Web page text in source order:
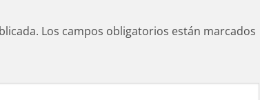
Los campos obligatorios están marcados